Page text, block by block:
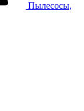
Пылесосы,